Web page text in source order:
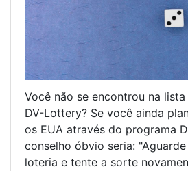
Você não se encontrou na
DV-Lottery? Se você ainda
os EUA através do programa
conselho óbvio seria:
loteria e tente a sorte